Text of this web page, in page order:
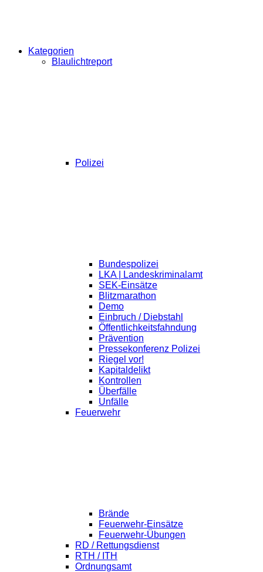
Kategorien
Blaulichtreport
Polizei
Bundespolizei
LKA | Landeskriminalamt
SEK-Einsätze
Blitzmarathon
Demo
Einbruch / Diebstahl
Öffentlichkeitsfahndung
Prävention
Pressekonferenz Polizei
Riegel vor!
Kapitaldelikt
Kontrollen
Überfälle
Unfälle
Feuerwehr
Brände
Feuerwehr-Einsätze
Feuerwehr-Übungen
RD / Rettungsdienst
RTH / ITH
Ordnungsamt